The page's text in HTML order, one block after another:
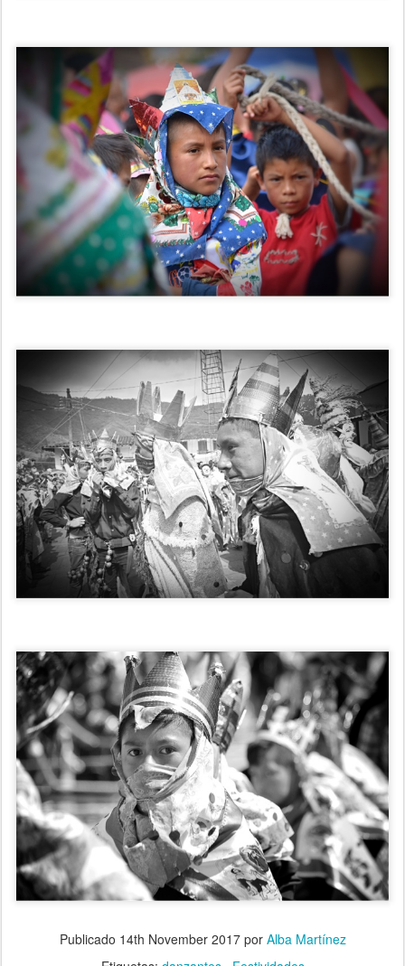
Publicado 14th November 2017por Alba Martínez